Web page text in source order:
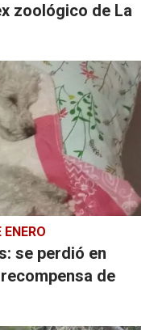
zoológico de La
ENERO
se perdió en
de